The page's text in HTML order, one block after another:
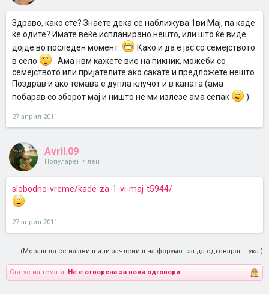
Здраво, како сте? Знаете дека се наближува 1ви Мај, па каде
ќе одите? Имате веќе испланирано нешто, или што ќе виде
дојде во последен момент.
Како и да е јас со семејството
в село
. Ама нвм кажете вие на пикник, можеби со
семејството или пријателите ако сакате и предложете нешто.
Поздрав и ако темава е дупла клучот и в каната (ама
побарав со зборот мај и ништо не ми излезе ама сепак
)
27 април 2011
Avril.09
Популарен член
slobodno-vreme/kade-za-1-vi-maj-t5944/
27 април 2011
(Мораш да се најавиш или зачлениш на форумот за да одговараш тука.)
Статус на темата: Не е отворена за нови одговори.